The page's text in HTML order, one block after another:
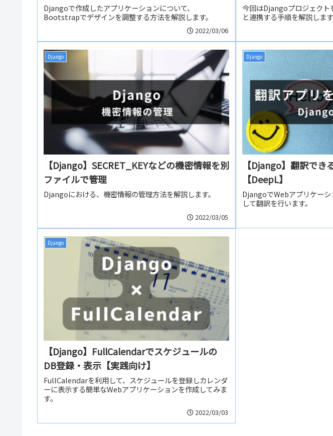
Djangoで作成したアプリケーションについて、
Bootstrapでデザインを調整する方法を解説します。
2022/03/06
今回はDjangoプロジェク
と連携する手順を解説します
Django
【Django】SECRET_KEYなどの機密情報を別
ファイルで管理
Djangoにおける、機密情報の管理方法を解説します。
2022/03/05
Django
【Django】翻訳でき
【DeepL】
DjangoでWebアプリケー
して翻訳を行います。
Django
【Django】FullCalendarでスケジュールの
DB登録・表示【実践向け】
FullCalendarを利用して、スケジュールを登録しカレンダ
ーに表示する簡単なWebアプリケーションを作成してみま
す。
2022/03/03